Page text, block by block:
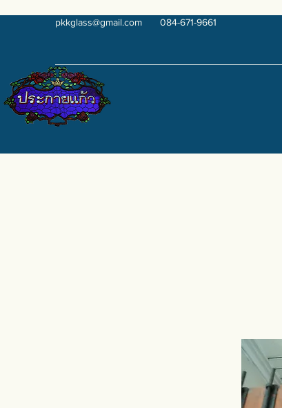
pkkglass@gmail.com 084-671-9661